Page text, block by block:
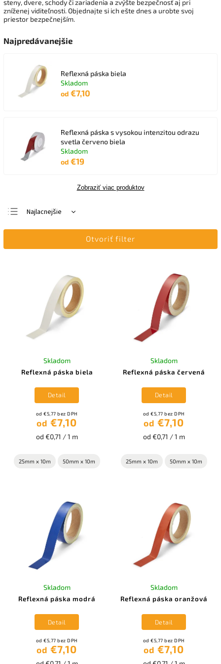
steny, dvere, schody či zariadenia a zvýšte bezpečnosť aj pri
zníženej viditeľnosti. Objednajte si ich ešte dnes a urobte svoj
priestor bezpečnejším.
Najpredávanejšie
Reflexná páska biela
Skladom
od €7,10
Reflexná páska s vysokou intenzitou odrazu
svetla červeno biela
Skladom
od €19
Zobraziť viac produktov
Najlacnejšie
Najdrahšie
Otvoriť filter
Reflexná páska biela
Skladom
od €5,77 bez DPH
od €7,10
od €0,71 / 1 m
Detail
25mm x 10m 50mm x 10m
Reflexná páska červená
Skladom
od €5,77 bez DPH
od €7,10
od €0,71 / 1 m
Detail
25mm x 10m 50mm x 10m
Reflexná páska modrá
Skladom
od €5,77 bez DPH
od €7,10
Detail
Reflexná páska oranžová
Skladom
od €5,77 bez DPH
od €7,10
Detail